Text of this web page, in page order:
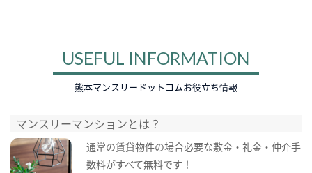
USEFUL INFORMATION
熊本マンスリードットコムお役立ち情報
マンスリーマンションとは？
通常の賃貸物件の場合必要な敷金・礼金・仲介手
数料がすべて無料です！